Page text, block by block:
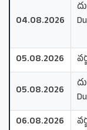
04.08.2026
05.08.2026
05.08.2026
06.08.2026